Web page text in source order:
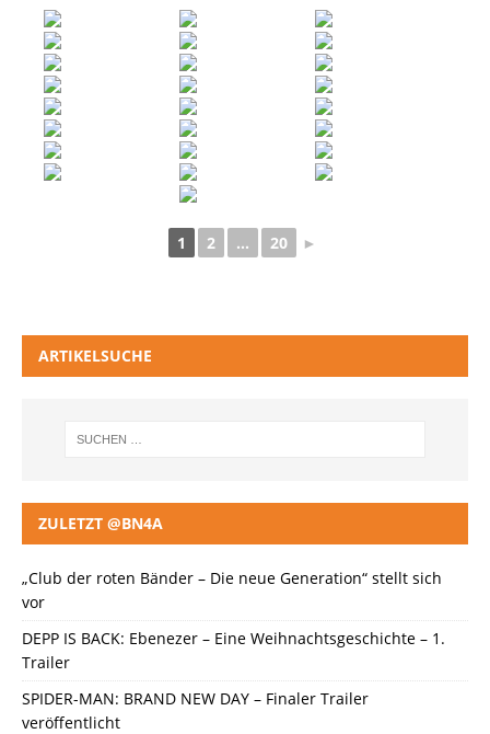
1 2 ... 20 ►
ARTIKELSUCHE
ZULETZT @BN4A
„Club der roten Bänder – Die neue Generation“ stellt sich
vor
DEPP IS BACK: Ebenezer – Eine Weihnachtsgeschichte – 1.
Trailer
SPIDER-MAN: BRAND NEW DAY – Finaler Trailer
veröffentlicht